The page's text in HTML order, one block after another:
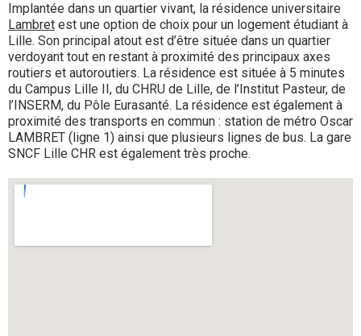
Implantée dans un quartier vivant, la résidence universitaire
Lambret est une option de choix pour un logement étudiant à
Lille. Son principal atout est d’être située dans un quartier
verdoyant tout en restant à proximité des principaux axes
routiers et autoroutiers. La résidence est située à 5 minutes
du Campus Lille II, du CHRU de Lille, de l’Institut Pasteur, de
l’INSERM, du Pôle Eurasanté. La résidence est également à
proximité des transports en commun : station de métro Oscar
LAMBRET (ligne 1) ainsi que plusieurs lignes de bus. La gare
SNCF Lille CHR est également très proche.